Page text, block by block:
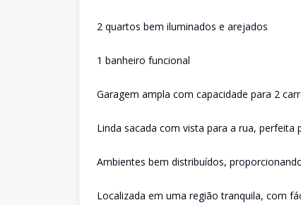
2 quartos bem iluminados e arejados
1 banheiro funcional
Garagem ampla com capacidade para 2
Linda sacada com vista para a rua,
Ambientes bem distribuídos,
Localizada em uma região tranquila, com